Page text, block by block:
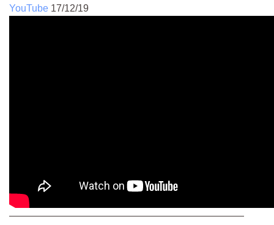
YouTube 17/12/19
————————————————————————